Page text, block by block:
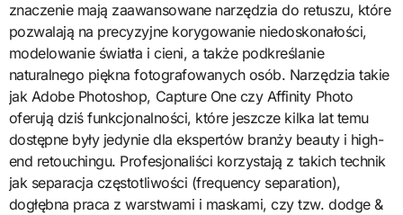
znaczenie mają zaawansowane narzędzia do retuszu, które
pozwalają na precyzyjne korygowanie niedoskonałości,
modelowanie światła i cieni, a także podkreślanie
naturalnego piękna fotografowanych osób. Narzędzia takie
jak Adobe Photoshop, Capture One czy Affinity Photo
oferują dziś funkcjonalności, które jeszcze kilka lat temu
dostępne były jedynie dla ekspertów branży beauty i high-
end retouchingu. Profesjonaliści korzystają z takich technik
jak separacja częstotliwości (frequency separation),
dogłębna praca z warstwami i maskami, czy tzw. dodge &